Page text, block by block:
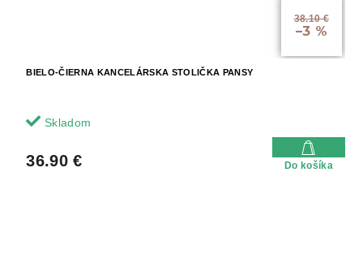
38.10 €
–3 %
BIELO-ČIERNA KANCELÁRSKA STOLIČKA PANSY
Skladom
36.90 € Do košíka